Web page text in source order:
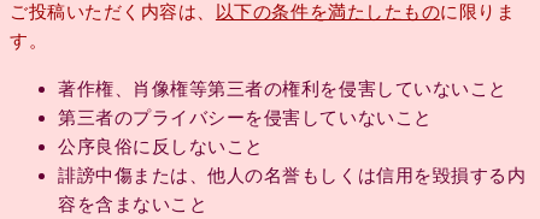
ご投稿いただく内容は、 以下の条件を満たしたものに限りま
す。
著作権、肖像権等第三者の権利を侵害していないこと
第三者のプライバシーを侵害していないこと
公序良俗に反しないこと
誹謗中傷または、他人の名誉もしくは信用を毀損する内
容を含まないこと